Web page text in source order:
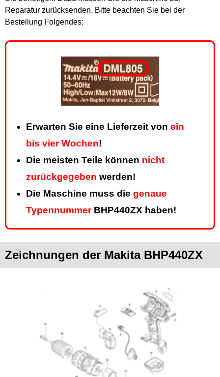
Reparatur zurücksenden. Bitte beachten Sie bei der
Bestellung Folgendes:
Erwarten Sie eine Lieferzeit von ein
bis vier Wochen!
Die meisten Teile können nicht
zurückgegeben werden!
Die Maschine muss die genaue
TypennummerBHP440ZX haben!
Zeichnungen der Makita BHP440ZX